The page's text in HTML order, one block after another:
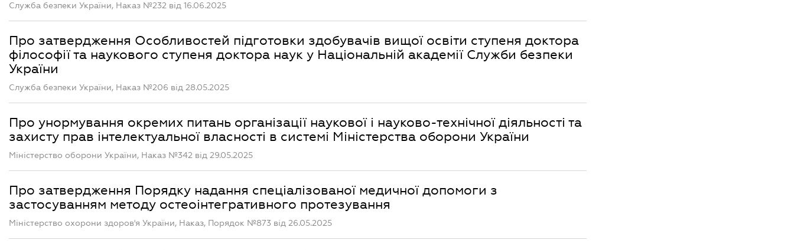
Служба безпеки України, Наказ №232 від 16.06.2025
Про затвердження Особливостей підготовки здобувачів вищої освіти ступеня доктора
філософії та наукового ступеня доктора наук у Національній академії Служби безпеки
України
Служба безпеки України, Наказ №206 від 28.05.2025
Про унормування окремих питань організації наукової і науково-технічної діяльності та
захисту прав інтелектуальної власності в системі Міністерства оборони України
Міністерство оборони України, Наказ №342 від 29.05.2025
Про затвердження Порядку надання спеціалізованої медичної допомоги з
застосуванням методу остеоінтегративного протезування
Міністерство охорони здоров'я України, Наказ, Порядок №873 від 26.05.2025